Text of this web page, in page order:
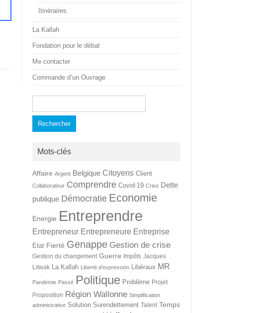
Itinéraires
La Kallah
Fondation pour le débat
Me contacter
Commande d’un Ouvrage
Mots-clés
Affaire Argent Belgique Citoyens Client
Collaborateur Comprendre Covid-19 Crise Dette
publique Démocratie Economie
Energie Entreprendre
Entrepreneur Entrepreneure Entreprise
Etat Fierté Genappe Gestion de crise
Gestion du changement Guerre Impôts Jacques
Litwak La Kallah Liberté d'expression Libéraux MR
Pandémie Passé Politique Problème Projet
Proposition Région Wallonne Simplification
administrative Solution Surendettement Talent Temps